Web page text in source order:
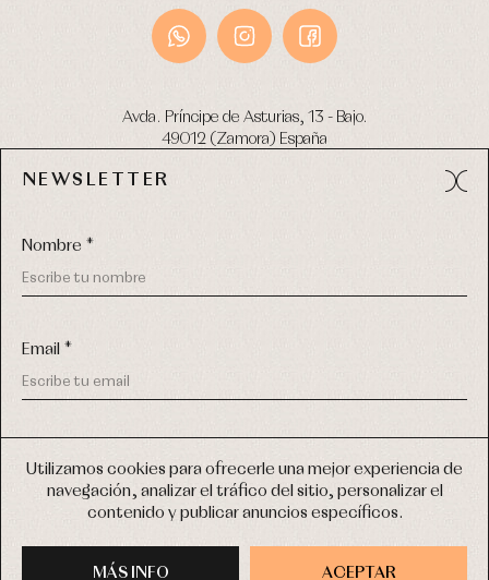
Utilizamos cookies para ofrecerle una mejor experiencia de
navegación, analizar el tráfico del sitio, personalizar el
contenido y publicar anuncios específicos.
ACEPTAR
MÁS INFO
Avda. Príncipe de Asturias, 13 - Bajo.
49012 (Zamora) España
Tel: 980 049 683
COPYRIGHT © 2026 PRIMER BEBÉ.
TODOS LOS DERECHOS RESERVADOS
DISEÑO WEB SGM
NEWSLETTER
Nombre *
Email *
mis datos personales explicada en laPolítica de privacidad
(*) Quiero recibir novedades y comunicaciones comerciales
personalizadas de Primer Bebé a través del email